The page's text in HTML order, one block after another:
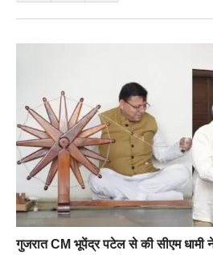
गुजरात CM भूपेंद्र पटेल से की सीएम धामी